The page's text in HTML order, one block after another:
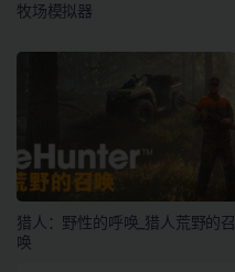
牧场模拟器
猎人：野性的呼唤_猎人荒野的召
唤